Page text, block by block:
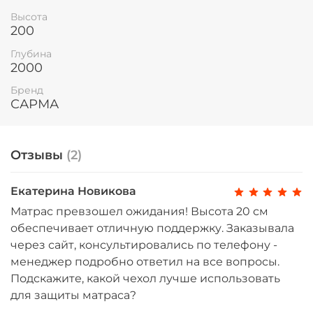
здоровье.
Полное описание
Комфорт и качество: матрас
размером 120x200 см
размерами 120x200 см. Этот продукт сочетает в
себе высокое качество, надежность и
отличным выбором для любого интерьера и
стиля жизни.
Характеристики и преимущества
Матрас размером 120x200 см создан с учетом
современных требований к здоровому сну.
Основные особенности:
Высота
200
Глубина
2000
Бренд
САРМА
Отзывы (2)
Екатерина Новикова
Матрас превзошел ожидания! Высота 20 см
обеспечивает отличную поддержку. Заказывала
через сайт, консультировались по телефону -
менеджер подробно ответил на все вопросы.
Подскажите, какой чехол лучше использовать
для защиты матраса?